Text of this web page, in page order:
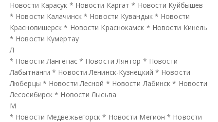
Новости Карасук * Новости Каргат * Новости Куйбышев
* Новости Калачинск * Новости Кувандык * Новости
Красновишерск * Новости Краснокамск * Новости Кинель
* Новости Кумертау
Л
* Новости Лангепас* Новости Лянтор * Новости
Лабытнанги * Новости Ленинск-Кузнецкий * Новости
Люберцы * Новости Лесной * Новости Лабинск * Новости
Лесосибирск * Новости Лысьва
М
* Новости Медвежьегорск * Новости Мегион * Новости